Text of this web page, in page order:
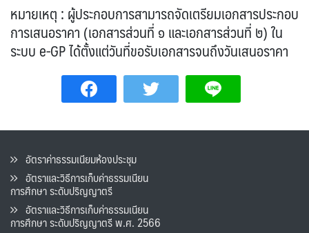
หมายเหตุ : ผู้ประกอบการสามารถจัดเตรียมเอกสารประกอบ
การเสนอราคา (เอกสารส่วนที่ ๑ และเอกสารส่วนที่ ๒) ใน
ระบบ e-GP ได้ตั้งแต่วันที่ขอรับเอกสารจนถึงวันเสนอราคา
อัตราค่าธรรมเนียมห้องประชุม
อัตราและวิธีการเก็บค่าธรรมเนียน
การศึกษา ระดับปริญญาตรี
อัตราและวิธีการเก็บค่าธรรมเนียน
การศึกษา ระดับปริญญาตรี พ.ศ. 2566